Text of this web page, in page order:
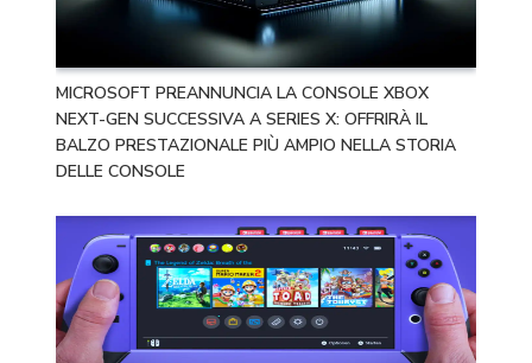
MICROSOFT PREANNUNCIA LA CONSOLE XBOX
NEXT-GEN SUCCESSIVA A SERIES X: OFFRIRÀ IL
BALZO PRESTAZIONALE PIÙ AMPIO NELLA STORIA
DELLE CONSOLE